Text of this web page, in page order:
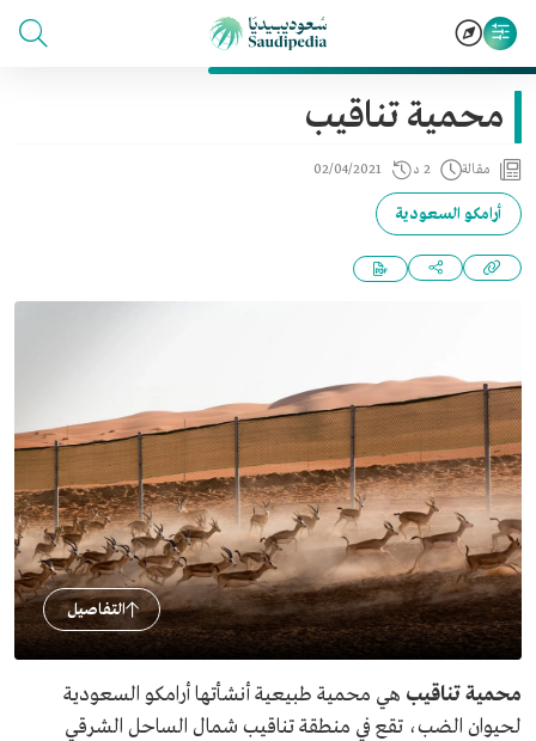
محمية تناقيب
مقالة 2 د 02/04/2021
أرامكو السعودية
التفاصيل
محمية تناقيب هي محمية طبيعية أنشأتها أرامكو السعودية
لحيوان الضب، تقع في منطقة تناقيب شمال الساحل الشرقي